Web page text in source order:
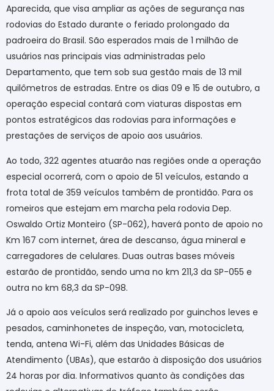
Aparecida, que visa ampliar as ações de segurança nas
rodovias do Estado durante o feriado prolongado da
padroeira do Brasil. São esperados mais de 1 milhão de
usuários nas principais vias administradas pelo
Departamento, que tem sob sua gestão mais de 13 mil
quilômetros de estradas. Entre os dias 09 e 15 de outubro, a
operação especial contará com viaturas dispostas em
pontos estratégicos das rodovias para informações e
prestações de serviços de apoio aos usuários.
Ao todo, 322 agentes atuarão nas regiões onde a operação
especial ocorrerá, com o apoio de 51 veículos, estando a
frota total de 359 veículos também de prontidão. Para os
romeiros que estejam em marcha pela rodovia Dep.
Oswaldo Ortiz Monteiro (SP-062), haverá ponto de apoio no
Km 167 com internet, área de descanso, água mineral e
carregadores de celulares. Duas outras bases móveis
estarão de prontidão, sendo uma no km 211,3 da SP-055 e
outra no km 68,3 da SP-098.
Já o apoio aos veículos será realizado por guinchos leves e
pesados, caminhonetes de inspeção, van, motocicleta,
tenda, antena Wi-Fi, além das Unidades Básicas de
Atendimento (UBAs), que estarão à disposição dos usuários
24 horas por dia. Informativos quanto às condições das